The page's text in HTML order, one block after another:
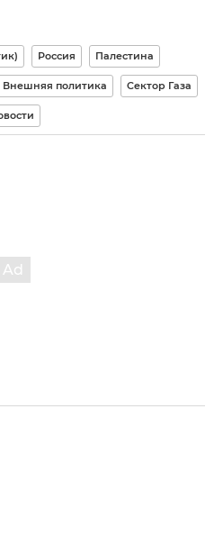
Россия Палестина
Внешняя политика Сектор Газа